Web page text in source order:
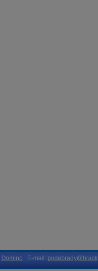
Domino | E-mail: